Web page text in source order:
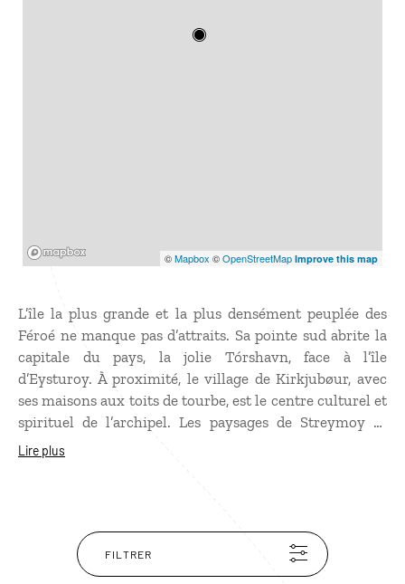
©Mapbox ©OpenStreetMap Improve this map
L’île la plus grande et la plus densément peuplée des
Féroé ne manque pas d’attraits. Sa pointe sud abrite la
capitale du pays, la jolie Tórshavn, face à l’île
d’Eysturoy. À proximité, le village de Kirkjubøur, avec
ses maisons aux toits de tourbe, est le centre culturel et
spirituel de l’archipel. Les paysages de Streymoy se
prêtent à de belles randonnées, comme à Saksun au
jusqu’aux falaises vertigineuses de Vestmanna et leurs
grottes mystérieuses, où nichent sternes arctiques,
guillemots, fulmars, mouettes, pétrels et macareux aux
Lire plus
FILTRER